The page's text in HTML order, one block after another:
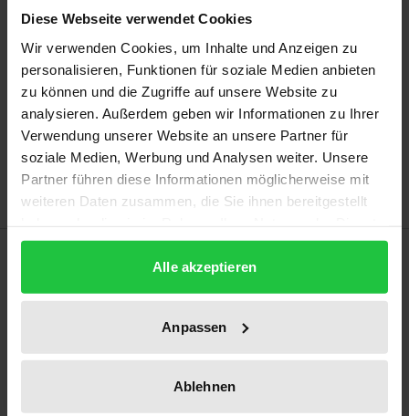
Diese Webseite verwendet Cookies
Wir verwenden Cookies, um Inhalte und Anzeigen zu
personalisieren, Funktionen für soziale Medien anbieten
zu können und die Zugriffe auf unsere Website zu
analysieren. Außerdem geben wir Informationen zu Ihrer
Verwendung unserer Website an unsere Partner für
soziale Medien, Werbung und Analysen weiter. Unsere
Partner führen diese Informationen möglicherweise mit
weiteren Daten zusammen, die Sie ihnen bereitgestellt
gesammelt haben.
Alle akzeptieren
Anpassen
Ablehnen
may vary at checkout.
Add to Cart
Add to Wish List
Delivery cost notice
This book deals in detail with all questions relating
to the legal institution of the ‘grace period’ in
German law, the CISG as well as European and
international rulebooks. It therefore examines and
compares the various types of regulations, while